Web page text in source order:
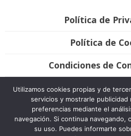
Política de
Política de
Condiciones de
Únete
Bravo Advocats, 2007-2020. Todos los
Plátano Comunicación
Utilizamos cookies propias y de
servicios y mostrarle publicidad
preferencias mediante el
navegación. Si continua navegando,
su uso. Puedes informarte